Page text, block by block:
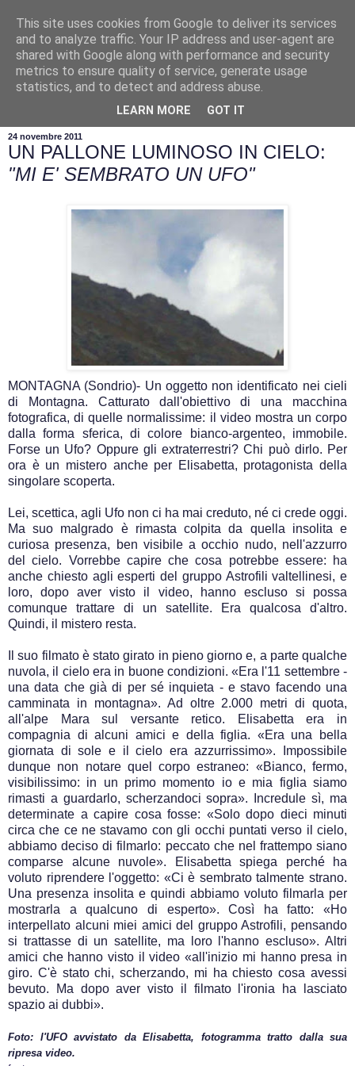
24 novembre 2011
UN PALLONE LUMINOSO IN CIELO:
"MI E' SEMBRATO UN UFO"
MONTAGNA (Sondrio)- Un oggetto non identificato nei cieli
di Montagna. Catturato dall'obiettivo di una macchina
fotografica, di quelle normalissime: il video mostra un corpo
dalla forma sferica, di colore bianco-argenteo, immobile.
Forse un Ufo? Oppure gli extraterrestri? Chi può dirlo. Per
ora è un mistero anche per Elisabetta, protagonista della
singolare scoperta.
Lei, scettica, agli Ufo non ci ha mai creduto, né ci crede oggi.
Ma suo malgrado è rimasta colpita da quella insolita e
curiosa presenza, ben visibile a occhio nudo, nell'azzurro
del cielo. Vorrebbe capire che cosa potrebbe essere: ha
anche chiesto agli esperti del gruppo Astrofili valtellinesi, e
loro, dopo aver visto il video, hanno escluso si possa
comunque trattare di un satellite. Era qualcosa d'altro.
Quindi, il mistero resta.
Il suo filmato è stato girato in pieno giorno e, a parte qualche
nuvola, il cielo era in buone condizioni. «Era l'11 settembre -
una data che già di per sé inquieta - e stavo facendo una
camminata in montagna». Ad oltre 2.000 metri di quota,
all'alpe Mara sul versante retico. Elisabetta era in
compagnia di alcuni amici e della figlia. «Era una bella
giornata di sole e il cielo era azzurrissimo». Impossibile
dunque non notare quel corpo estraneo: «Bianco, fermo,
visibilissimo: in un primo momento io e mia figlia siamo
rimasti a guardarlo, scherzandoci sopra». Incredule sì, ma
determinate a capire cosa fosse: «Solo dopo dieci minuti
circa che ce ne stavamo con gli occhi puntati verso il cielo,
abbiamo deciso di filmarlo: peccato che nel frattempo siano
comparse alcune nuvole». Elisabetta spiega perché ha
voluto riprendere l'oggetto: «Ci è sembrato talmente strano.
Una presenza insolita e quindi abbiamo voluto filmarla per
mostrarla a qualcuno di esperto». Così ha fatto: «Ho
interpellato alcuni miei amici del gruppo Astrofili, pensando
si trattasse di un satellite, ma loro l'hanno escluso». Altri
amici che hanno visto il video «all'inizio mi hanno presa in
giro. C'è stato chi, scherzando, mi ha chiesto cosa avessi
bevuto. Ma dopo aver visto il filmato l'ironia ha lasciato
spazio ai dubbi».
Foto: l'UFO avvistato da Elisabetta, fotogramma tratto dalla sua
ripresa video.
This site uses cookies from Google to deliver its services
and to analyze traffic. Your IP address and user-agent are
shared with Google along with performance and security
metrics to ensure quality of service, generate usage
statistics, and to detect and address abuse.
LEARN MORE GOT IT